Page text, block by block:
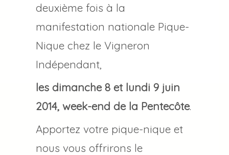
deuxième fois à la
manifestation nationale Pique-
Nique chez le Vigneron
Indépendant,
les dimanche 8 et lundi 9 juin
2014, week-end de la Pentecôte.
Apportez votre pique-nique et
nous vous offrirons le